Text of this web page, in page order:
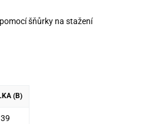
šňůrky na stažení
(B)
39